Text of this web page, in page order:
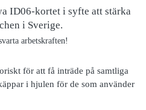
ID06-kortet i syfte att stärka
i Sverige.
för att få inträde på samtliga
i hjulen för de som använder